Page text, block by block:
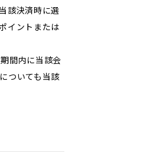
該決済時に選
イントまたは
間内に当該会
ついても当該